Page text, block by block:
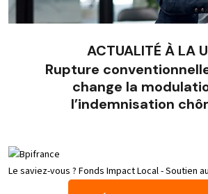
ACTUALITÉ À LA
Rupture
change la
l’indemnisation
Le saviez-vous ? Fonds Impact Local - Soutien